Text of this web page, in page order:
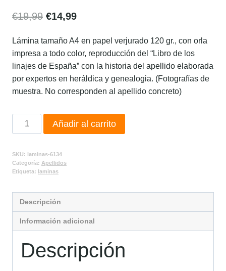
€19,99 €14,99
Lámina tamaño A4 en papel verjurado 120 gr., con orla
impresa a todo color, reproducción del “Libro de los
linajes de España” con la historia del apellido elaborada
por expertos en heráldica y genealogia. (Fotografías de
muestra. No corresponden al apellido concreto)
Añadir al carrito
SKU: laminas-6134
Categoría: Apellidos
Etiqueta: laminas
Descripción
Información adicional
Descripción